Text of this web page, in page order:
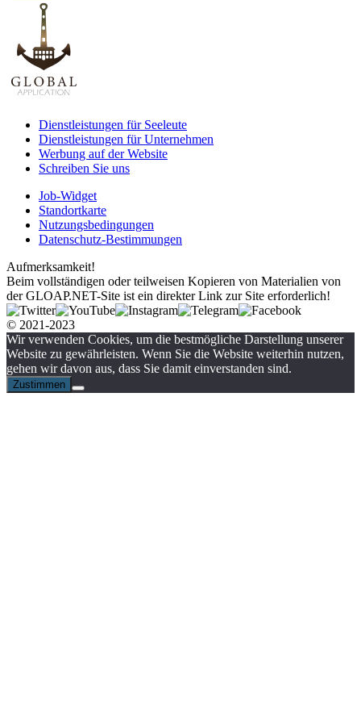
Dienstleistungen für Seeleute
Dienstleistungen für Unternehmen
Werbung auf der Website
Schreiben Sie uns
Job-Widget
Standortkarte
Nutzungsbedingungen
Datenschutz-Bestimmungen
Aufmerksamkeit!
Beim vollständigen oder teilweisen Kopieren von Materialien von
der GLOAP.NET-Site ist ein direkter Link zur Site erforderlich!
© 2021-2023
Wir verwenden Cookies, um die bestmögliche Darstellung unserer
Website zu gewährleisten. Wenn Sie die Website weiterhin nutzen,
gehen wir davon aus, dass Sie damit einverstanden sind.
Zustimmen